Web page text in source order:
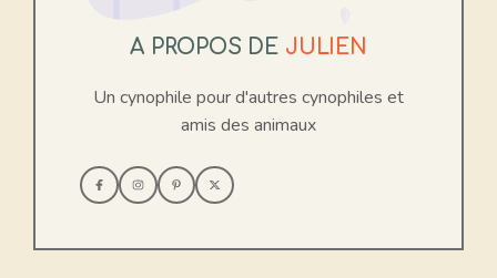
A PROPOS DE JULIEN
Un cynophile pour d'autres cynophiles et
amis des animaux